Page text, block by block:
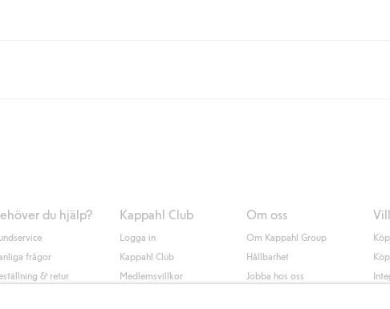
för över 500kr med leverans till ombud eller paketbox (gäller ej
du hjälp?
frågor
& retur
Kappahl Club
Logga in
Kappahl Club
Medlemsvillkor
Om oss
Om Kappahl Group
Hållbarhet
Jobba hos oss